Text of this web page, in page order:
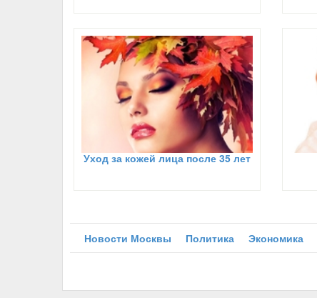
Уход за кожей лица после 35 лет
Новости Москвы Политика Экономика